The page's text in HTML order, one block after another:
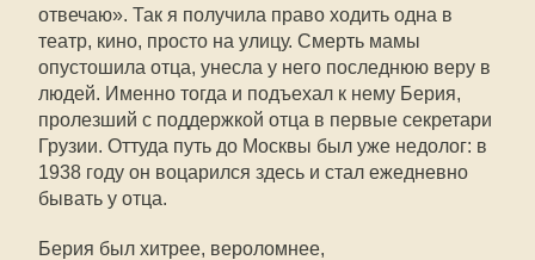
отвечаю». Так я получила право ходить одна в
театр, кино, просто на улицу. Смерть мамы
опустошила отца, унесла у него последнюю веру в
людей. Именно тогда и подъехал к нему Берия,
пролезший с поддержкой отца в первые секретари
Грузии. Оттуда путь до Москвы был уже недолог: в
1938 году он воцарился здесь и стал ежедневно
бывать у отца.
Берия был хитрее, вероломнее,